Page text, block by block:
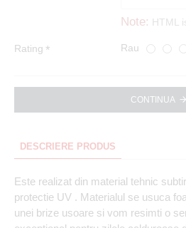
Note: HTML
Rating Rau
CONTINUA
DESCRIERE PRODUS
Este realizat din material tehnic
protectie UV . Materialul se usuca
unei brize usoare si vom resimti o